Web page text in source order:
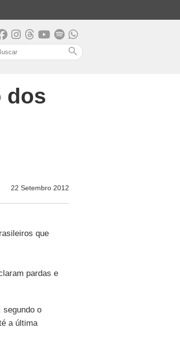
search
dos
22 Setembro 2012
que
pardas e
segundo o
a última